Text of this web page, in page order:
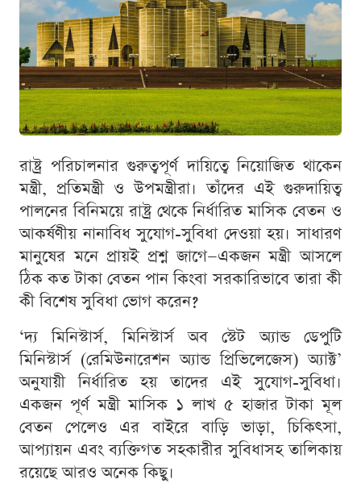
রাষ্ট্র পরিচালনার গুরুত্বপূর্ণ দায়িত্বে নিয়োজিত থাকেন
মন্ত্রী, প্রতিমন্ত্রী ও উপমন্ত্রীরা। তাঁদের এই গুরুদায়িত্ব
পালনের বিনিময়ে রাষ্ট্র থেকে নির্ধারিত মাসিক বেতন ও
আকর্ষণীয় নানাবিধ সুযোগ-সুবিধা দেওয়া হয়। সাধারণ
মানুষের মনে প্রায়ই প্রশ্ন জাগে—একজন মন্ত্রী আসলে
ঠিক কত টাকা বেতন পান কিংবা সরকারিভাবে তারা কী
কী বিশেষ সুবিধা ভোগ করেন?
‘দ্য মিনিস্টার্স, মিনিস্টার্স অব স্টেট অ্যান্ড ডেপুটি
মিনিস্টার্স (রেমিউনারেশন অ্যান্ড প্রিভিলেজেস) অ্যাক্ট’
অনুযায়ী নির্ধারিত হয় তাদের এই সুযোগ-সুবিধা।
একজন পূর্ণ মন্ত্রী মাসিক ১ লাখ ৫ হাজার টাকা মূল
বেতন পেলেও এর বাইরে বাড়ি ভাড়া, চিকিৎসা,
আপ্যায়ন এবং ব্যক্তিগত সহকারীর সুবিধাসহ তালিকায়
রয়েছে আরও অনেক কিছু।